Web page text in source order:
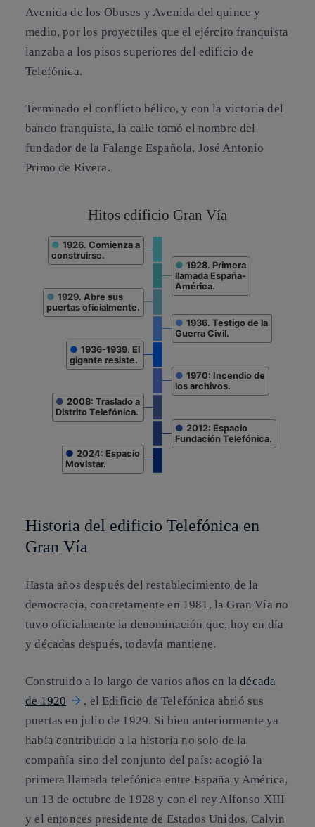
Avenida de los Obuses y Avenida del quince y
medio, por los proyectiles que el ejército franquista
lanzaba a los pisos superiores del edificio de
Telefónica.
Terminado el conflicto bélico, y con la victoria del
bando franquista, la calle tomó el nombre del
fundador de la Falange Española, José Antonio
Primo de Rivera.
Hitos edificio Gran Vía
Este es un gráfico tipo timeline con 9 puntos de información
El siguiente gráfico es un timeline con los principales hitos
Hitos edificio Gran Vía
● 1926. Comienza a
construirse.
● 1928. Primera
llamada España-
América.
● 1929. Abre sus
puertas oficialmente.
● 1936. Testigo de la
Guerra Civil.
● 1936-1939. El
gigante resiste.
● 1970: Incendio de
los archivos.
● 2008: Traslado a
Distrito Telefónica.
● 2012: Espacio
Fundación Telefónica.
● 2024: Espacio
Movistar.
Historia del edificio Telefónica en
Gran Vía
Hasta años después del restablecimiento de la
democracia, concretamente en 1981, la Gran Vía no
tuvo oficialmente la denominación que, hoy en día
y décadas después, todavía mantiene.
Construido a lo largo de varios años en ladécada
de 1920
, el Edificio de Telefónica abrió sus
puertas en julio de 1929. Si bien anteriormente ya
había contribuido a la historia no solo de la
compañía sino del conjunto del país: acogió la
primera llamada telefónica entre España y América,
un 13 de octubre de 1928 y con el rey Alfonso XIII
y el entonces presidente de Estados Unidos, Calvin